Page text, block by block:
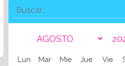
Lun Mar Mie Jue Vie